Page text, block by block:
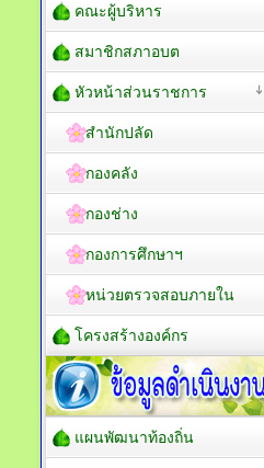
คณะผู้บริหาร
สมาชิกสภาอบต
หัวหน้าส่วนราชการ
สำนักปลัด
กองคลัง
กองช่าง
กองการศึกษาฯ
หน่วยตรวจสอบภายใน
โครงสร้างองค์กร
แผนพัฒนาท้องถิ่น